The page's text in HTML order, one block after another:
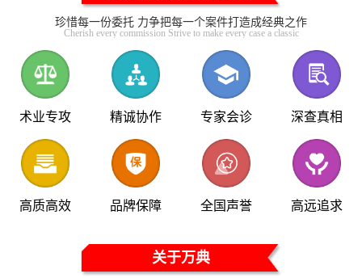
珍惜每一份委托 力争把每一个案件打造成经典之作
Cherish every commission Strive to make every case a classic
术业专攻 精诚协作 专家会诊 深查真相
高质高效 品牌保障 全国声誉 高远追求
关于万典